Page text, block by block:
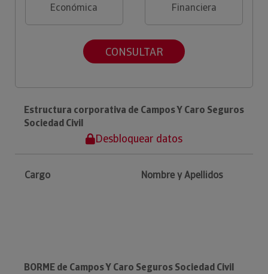
Económica
Financiera
CONSULTAR
Estructura corporativa de Campos Y Caro Seguros
Sociedad Civil
Desbloquear datos
Cargo Nombre y Apellidos
BORME de Campos Y Caro Seguros Sociedad Civil